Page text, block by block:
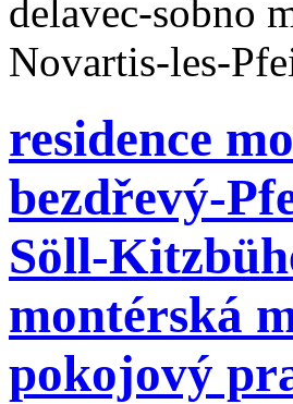
delavec-sobno
Novartis-les-
residence
bezdřevý-
Söll-
montérská
pokojový